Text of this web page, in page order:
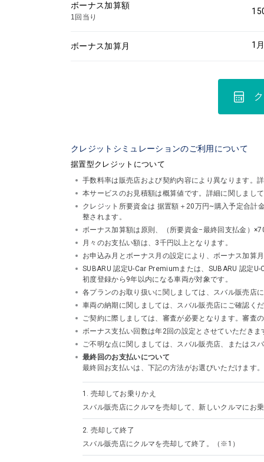
ボーナス加算額
1回当り
ボーナス加算月 1
クレジットシミュレーションのご利用について
据置型クレジットについて
手数料率は販売店および契約内容により異なります。
本サービスのお見積額は概算値です。詳細に関しまし
クレジット所要資金は 据置額＋20万円~購入予定合計
整されます。
ボーナス加算額は原則、（所要資金−最終回支払金）
月々のお支払い額は、3千円以上となります。
お申込み月とボーナス月の設定により、ボーナス加算
SUBARU 認定U-Car Premiumまたは、SUBARU 認定
初度登録から9年以内になる車両が対象です。
各プランのお取り扱いに関しましては、スバル販売店
車両の納期に関しましては、スバル販売店にご確認く
ご契約に際しましては、審査が必要となります。審査
ボーナス支払い回数は年2回の設定とさせていただきま
ご不明な点に関しましては、スバル販売店、またはス
最終回のお支払いについて
最終回お支払いは、下記の方法がお選びいただけます。
1. 売却してお乗りかえ
スバル販売店にクルマを売却して、新しいクルマにお
2. 売却して終了
スバル販売店にクルマを売却して終了。（※1）